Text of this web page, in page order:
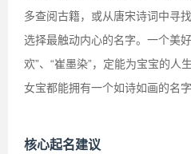
多查阅古籍，或从唐宋诗词中寻
选择最触动内心的名字。一个美
欢”、“崔墨染”，定能为宝宝的人
女宝都能拥有一个如诗如画的名
核心起名建议